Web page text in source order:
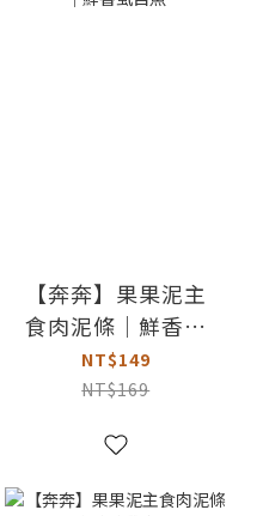
【奔奔】果果泥主
食肉泥條｜鮮香虱
目魚
NT$149
NT$169